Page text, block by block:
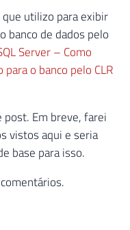
;
(1000 *
);
.
utilizo para exibir
banco de dados pelo
Server – Como
o banco pelo CLR
Em breve, farei
vistos aqui e seria
base para isso.